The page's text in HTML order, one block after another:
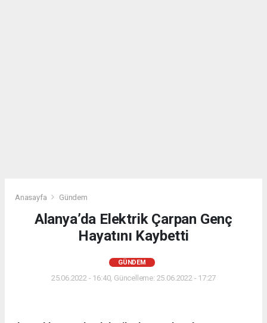
Anasayfa Gündem
Alanya’da Elektrik Çarpan Genç
Hayatını Kaybetti
GÜNDEM
25.06.2022 - 16:40, Güncelleme: 25.06.2022 - 17:27